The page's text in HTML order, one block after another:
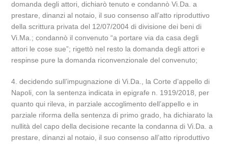
domanda degli attori, dichiarò tenuto e condannò Vi.Da. a
prestare, dinanzi al notaio, il suo consenso all’atto riproduttivo
della scrittura privata del 12/07/2004 di divisione dei beni di
Vi.Ma.; condannò il convenuto “a portare via da casa degli
attori le cose sue”; rigettò nel resto la domanda degli attori e
respinse pure la domanda riconvenzionale del convenuto;
4. decidendo sull’impugnazione di Vi.Da., la Corte d’appello di
Napoli, con la sentenza indicata in epigrafe n. 1919/2018, per
quanto qui rileva, in parziale accoglimento dell’appello e in
parziale riforma della sentenza di primo grado, ha dichiarato la
nullità del capo della decisione recante la condanna di Vi.Da. a
prestare, dinanzi al notaio, il suo consenso all’atto riproduttivo